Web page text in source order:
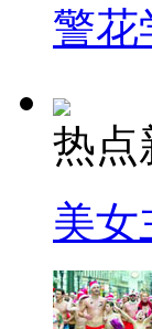
警花
热点
美女